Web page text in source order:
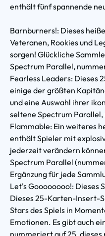
enthält fünf spannende
Barnburners!: Dieses
Veteranen, Rookies und
sorgen! Glückliche
Spectrum Parallel,
Fearless Leaders: Dieses
einige der größten
und eine Auswahl ihrer
seltene Spectrum
Flammable: Ein weiteres
enthält Spieler mit
jederzeit verändern
Spectrum Parallel
Ergänzung für jede
Let's Goooooooo!: Dieses
Dieses 25-Karten-Insert-
Stars des Spiels in
Emotionen. Es gibt auch
nummeriert auf 25,